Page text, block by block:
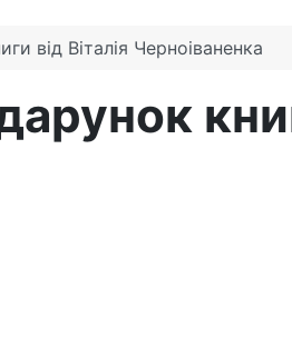
від Віталія Черноіваненка